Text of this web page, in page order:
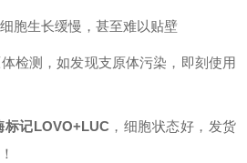
胞生长缓慢，甚至难以贴壁
检测，如发现支原体污染，即刻使用
标记LOVO+LUC ， 细胞状态好，发货